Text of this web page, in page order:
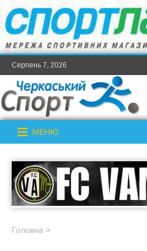
Серпень 7, 2026
МЕНЮ
Головна >